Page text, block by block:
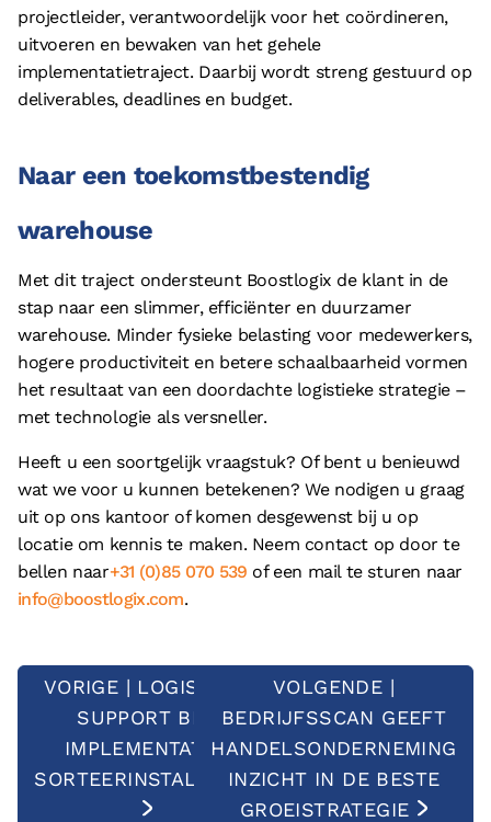
projectleider, verantwoordelijk voor het coördineren,
uitvoeren en bewaken van het gehele
implementatietraject. Daarbij wordt streng gestuurd op
deliverables, deadlines en budget.
Naar een toekomstbestendig
warehouse
Met dit traject ondersteunt Boostlogix de klant in de
stap naar een slimmer, efficiënter en duurzamer
warehouse. Minder fysieke belasting voor medewerkers,
hogere productiviteit en betere schaalbaarheid vormen
het resultaat van een doordachte logistieke strategie –
met technologie als versneller.
Heeft u een soortgelijk vraagstuk? Of bent u benieuwd
wat we voor u kunnen betekenen? We nodigen u graag
uit op ons kantoor of komen desgewenst bij u op
locatie om kennis te maken. Neem contact op door te
bellen naar+31 (0)85 070 539 of een mail te sturen naar
info@boostlogix.com.
VORIGE | LOGISTIEK
SUPPORT BIJ
IMPLEMENTATIE
SORTEERINSTALLATIE
VOLGENDE |
BEDRIJFSSCAN GEEFT
HANDELSONDERNEMING
INZICHT IN DE BESTE
GROEISTRATEGIE